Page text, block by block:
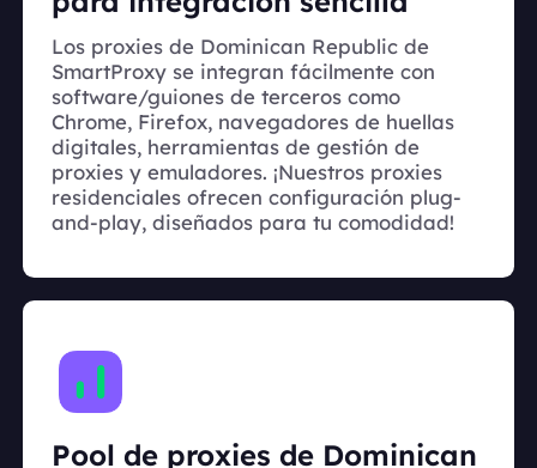
Los proxies de Dominican Republic de
SmartProxy se integran fácilmente con
software/guiones de terceros como
Chrome, Firefox, navegadores de huellas
digitales, herramientas de gestión de
proxies y emuladores. ¡Nuestros proxies
residenciales ofrecen configuración plug-
and-play, diseñados para tu comodidad!
Pool de proxies de Dominican